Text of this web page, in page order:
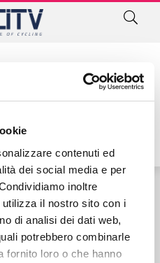
contenuti ed
dei social media e per
inoltre
il nostro sito con i
di analisi dei dati web,
potrebbero combinarle
fornito loro o che hanno
Policy Cookie Policy